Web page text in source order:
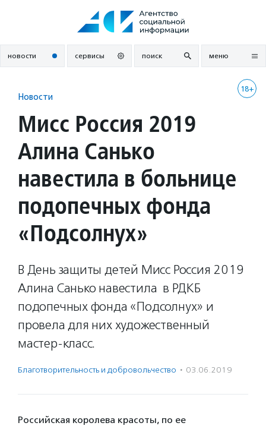
новости сервисы поиск меню
18+
Новости
Мисс Россия 2019
Алина Санько
навестила в больнице
подопечных фонда
«Подсолнух»
В День защиты детей Мисс Россия 2019
Алина Санько навестила в РДКБ
подопечных фонда «Подсолнух» и
провела для них художественный
мастер-класс.
Благотвори­тель­ность и доброволь­чест­во · 03.06.2019
Российская королева красоты, по ее